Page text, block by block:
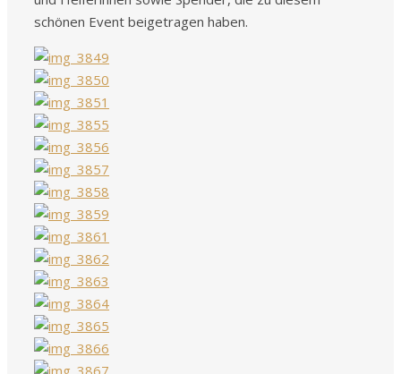
schönen Event beigetragen haben.